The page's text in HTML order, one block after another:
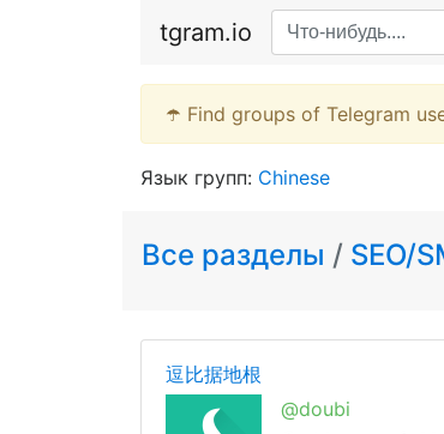
tgram.io
☂️ Find groups of Telegram
Язык групп: Chinese
Все разделы / SEO/
逗比据地根
@doubi